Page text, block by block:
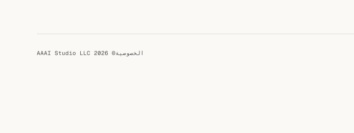
الخصوصية© 2026 AAAI Studio LLC